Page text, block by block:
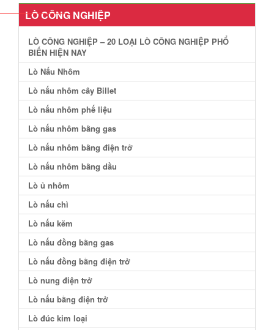
LÒ CÔNG NGHIỆP
LÒ CÔNG NGHIỆP – 20 LOẠI LÒ CÔNG NGHIỆP PHỔ
BIẾN HIỆN NAY
Lò Nấu Nhôm
Lò nấu nhôm cây Billet
Lò nấu nhôm phế liệu
Lò nấu nhôm bằng gas
Lò nấu nhôm bằng điện trở
Lò nấu nhôm bằng dầu
Lò ủ nhôm
Lò nấu chì
Lò nấu kẽm
Lò nấu đồng bằng gas
Lò nấu đồng bằng điện trở
Lò nung điện trở
Lò nấu bằng điện trở
Lò đúc kim loại